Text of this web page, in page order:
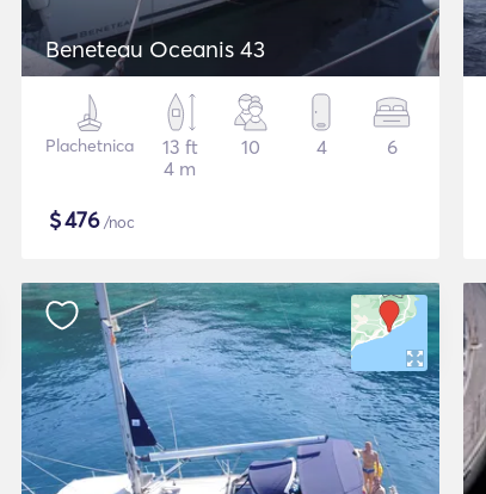
Beneteau Oceanis 43
Plachetnica
13 ft
4 m
10 4 6
$476/noc